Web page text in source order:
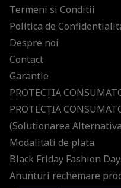
Termeni si Conditii
Politica de
Despre noi
Contact
Garantie
PROTECŢIA
PROTECŢIA
(Solutionarea
Modalitati de plata
Black Friday Fashion
Anunturi rechemare